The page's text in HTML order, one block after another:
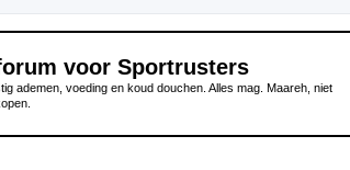
voor Sportrusters
ademen, voeding en koud douchen. Alles mag. Maareh, niet